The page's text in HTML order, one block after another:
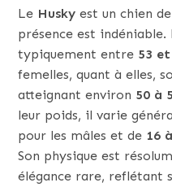
Le Husky est un chien
présence est indéniable.
typiquement entre 53
femelles, quant à elles,
atteignant environ 50 à
leur poids, il varie
pour les mâles et de 16
Son physique est
élégance rare, reflétant